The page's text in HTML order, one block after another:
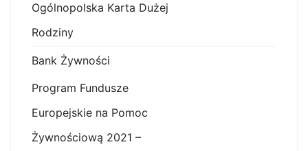
Ogólnopolska Karta Dużej
Rodziny
Bank Żywności
Program Fundusze
Europejskie na Pomoc
Żywnościową 2021 –